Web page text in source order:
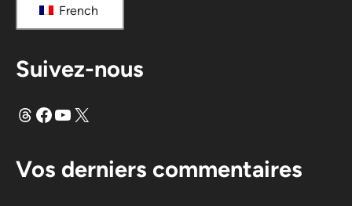
French
Suivez-nous
FilsFacebook
YouTube
X
Vos derniers commentaires